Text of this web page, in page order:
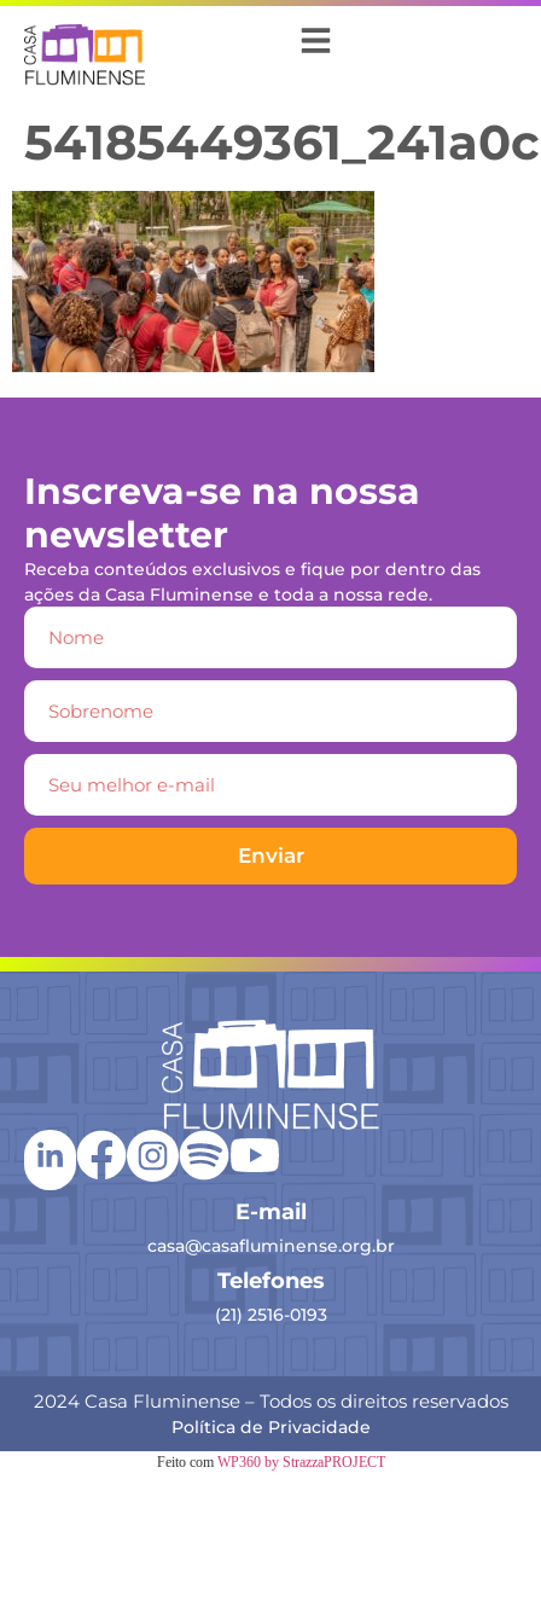
Inscreva-se na nossa
newsletter
Receba conteúdos exclusivos e fique por dentro das
ações da Casa Fluminense e toda a nossa rede.
Enviar
E-mail
casa@casafluminense.org.br
Telefones
(21) 2516-0193
2024 Casa Fluminense – Todos os direitos reservados
Política de Privacidade
Feito com WP360 by StrazzaPROJECT